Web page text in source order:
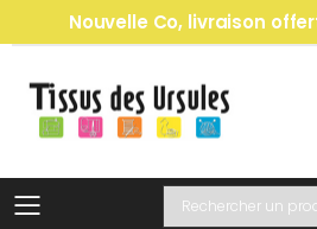
Nouvelle Co, livraison
Toggle mobile
Recherche